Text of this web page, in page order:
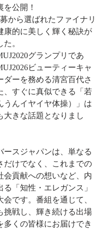
を公開！
から選ばれたファイナリ
康的に美しく輝く秘訣が
。
グランプリであ
ビューティーキャ
ダーを務める清宮百代さ
、すぐに真似できる「若
うんイヤイヤ体操）」は
大きな話題となりまし
ースジャパンは、単なる
だけでなく、これまでの
会貢献への想いなど、内
る「知性・エレガンス」
会です。番組を通じて、
挑戦し、輝き続ける出場
多くの皆様にお届けでき